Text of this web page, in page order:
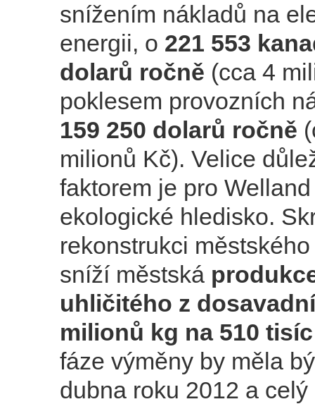
snížením nákladů na
energii, o 221 553
dolarů ročně (cca 4
poklesem provozních
159 250 dolarů ročně
milionů Kč). Velice
faktorem je pro
ekologické hledisko.
rekonstrukci
sníží městská
uhličitého z
milionů kg na 510
fáze výměny by měla
dubna roku 2012 a